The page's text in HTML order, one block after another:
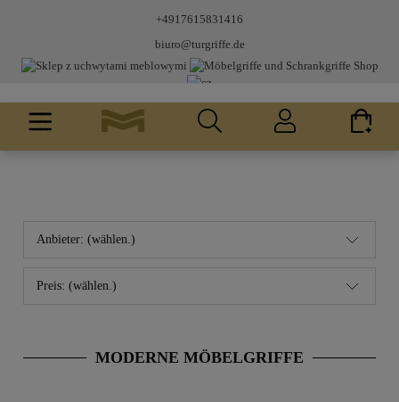
+4917615831416
biuro@turgriffe.de
Anbieter: (wählen.)
Preis: (wählen.)
MODERNE MÖBELGRIFFE